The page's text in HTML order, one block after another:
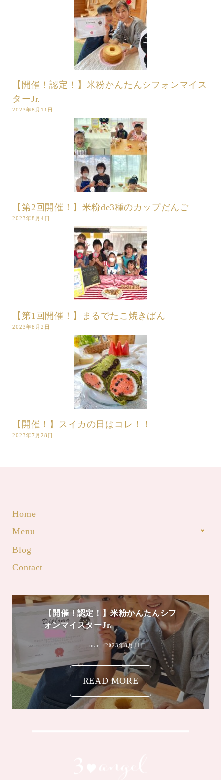
【開催！認定！】米粉かんたんシフォンマイス
ターJr.
2023年8月11日
【第2回開催！】米粉de3種のカップだんご
2023年8月4日
【第1回開催！】まるでたこ焼きぱん
2023年8月2日
【開催！】スイカの日はコレ！！
2023年7月28日
Home
Menu
Blog
Contact
【開催！認定！】米粉かんたんシフ
ォンマイスターJr.
mari 2023年8月11日
READ MORE